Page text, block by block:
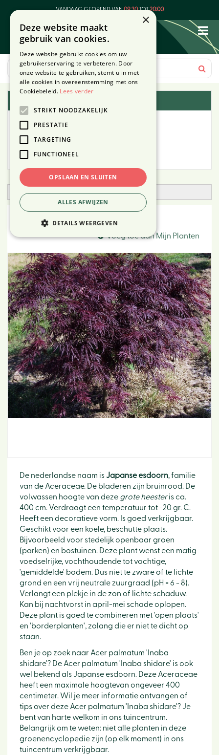
VANDAAG GEOPEND VAN09:30TOT20:00
Open zoekfilter
Japanse esdoorn
Voeg toe aan Mijn Planten
De nederlandse naam is Japanse esdoorn, familie
van de Aceraceae. De bladeren zijn bruinrood. De
volwassen hoogte van deze grote heesteris ca.
400 cm. Verdraagt een temperatuur tot -20 gr. C.
Heeft een decoratieve vorm. Is goed verkrijgbaar.
Geschikt voor een koele, beschutte plaats.
Bijvoorbeeld voor stedelijk openbaar groen
(parken) en bostuinen. Deze plant wenst een matig
voedselrijke, vochthoudende tot vochtige,
'gemiddelde' bodem. Dus niet te zware of te lichte
grond en een vrij neutrale zuurgraad (pH = 6 - 8).
Verlangt een plekje in de zon of lichte schaduw.
Kan bij nachtvorst in april-mei schade oplopen.
Deze plant is goed te combineren met 'open plaats'
en 'borderplanten', zolang die er niet te dicht op
staan.
Ben je op zoek naar Acer palmatum 'Inaba
shidare'? De Acer palmatum 'Inaba shidare' is ook
wel bekend als Japanse esdoorn. Deze Aceraceae
heeft een maximale hoogtevan ongeveer 400
centimeter. Wil je meer informatie ontvangen of
tips over deze Acer palmatum 'Inaba shidare'? Je
bent van harte welkom in ons tuincentrum.
Belangrijk om te weten: niet alle planten in deze
groenencyclopedie zijn (op elk moment) in ons
tuincentrum verkrijgbaar.
×
Deze website maakt
gebruik van cookies.
Deze website gebruikt cookies om uw
gebruikerservaring te verbeteren. Door
onze website te gebruiken, stemt u in met
alle cookies in overeenstemming met ons
Cookiebeleid. Lees verder
STRIKT NOODZAKELIJK
PRESTATIE
TARGETING
FUNCTIONEEL
OPSLAAN EN SLUITEN
ALLES AFWIJZEN
DETAILS WEERGEVEN